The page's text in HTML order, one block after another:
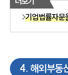
기업법률자문
4. 해외부동